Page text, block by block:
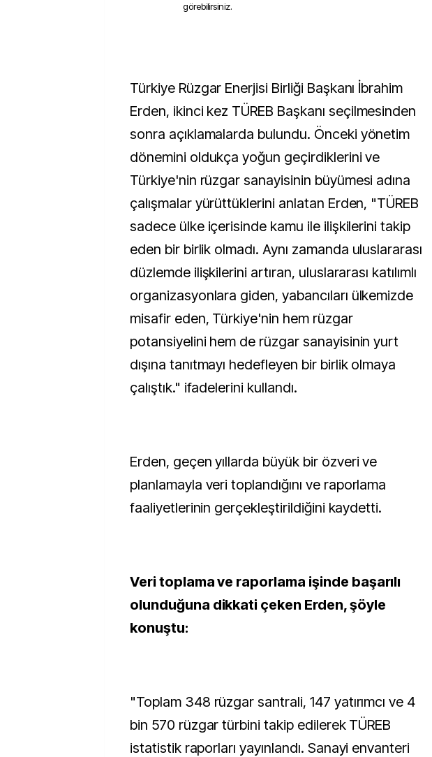
görebilirsiniz.
Türkiye Rüzgar Enerjisi Birliği Başkanı İbrahim
Erden, ikinci kez TÜREB Başkanı seçilmesinden
sonra açıklamalarda bulundu. Önceki yönetim
dönemini oldukça yoğun geçirdiklerini ve
Türkiye'nin rüzgar sanayisinin büyümesi adına
çalışmalar yürüttüklerini anlatan Erden, "TÜREB
sadece ülke içerisinde kamu ile ilişkilerini takip
eden bir birlik olmadı. Aynı zamanda uluslararası
düzlemde ilişkilerini artıran, uluslararası katılımlı
organizasyonlara giden, yabancıları ülkemizde
misafir eden, Türkiye'nin hem rüzgar
potansiyelini hem de rüzgar sanayisinin yurt
dışına tanıtmayı hedefleyen bir birlik olmaya
çalıştık." ifadelerini kullandı.
Erden, geçen yıllarda büyük bir özveri ve
planlamayla veri toplandığını ve raporlama
faaliyetlerinin gerçekleştirildiğini kaydetti.
Veri toplama ve raporlama işinde başarılı
olunduğuna dikkati çeken Erden, şöyle
konuştu:
"Toplam 348 rüzgar santrali, 147 yatırımcı ve 4
bin 570 rüzgar türbini takip edilerek TÜREB
istatistik raporları yayınlandı. Sanayi envanteri